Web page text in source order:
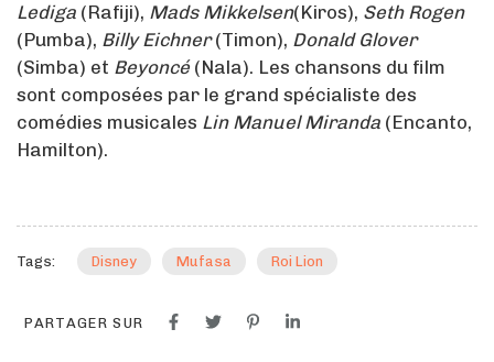
Lediga (Rafiji), Mads Mikkelsen(Kiros), Seth Rogen
(Pumba), Billy Eichner(Timon), Donald Glover
(Simba) et Beyoncé(Nala). Les chansons du film
sont composées par le grand spécialiste des
comédies musicales Lin Manuel Miranda (Encanto,
Hamilton).
Tags: Disney Mufasa Roi Lion
PARTAGER SUR